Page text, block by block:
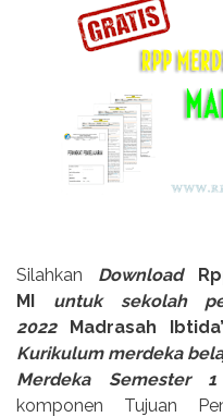
Silahkan Download
MI untuk sekolah
2022 Madrasah
Kurikulum merdeka
Merdeka Semester
komponen Tujuan